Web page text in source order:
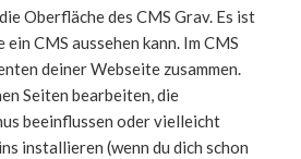
Oberfläche des CMS Grav. Es ist
CMS aussehen kann. Im CMS
deiner Webseite zusammen.
Seiten bearbeiten, die
beeinflussen oder vielleicht
installieren (wenn du dich schon